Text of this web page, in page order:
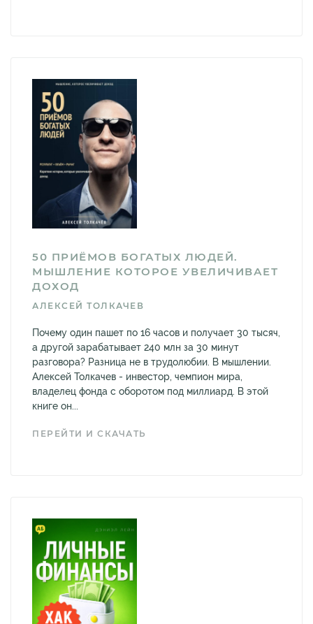
50 ПРИЁМОВ БОГАТЫХ ЛЮДЕЙ.
МЫШЛЕНИЕ КОТОРОЕ УВЕЛИЧИВАЕТ
ДОХОД
АЛЕКСЕЙ ТОЛКАЧЕВ
Почему один пашет по 16 часов и получает 30 тысяч,
а другой зарабатывает 240 млн за 30 минут
разговора? Разница не в трудолюбии. В мышлении.
Алексей Толкачев - инвестор, чемпион мира,
владелец фонда с оборотом под миллиард. В этой
книге он...
ПЕРЕЙТИ И СКАЧАТЬ